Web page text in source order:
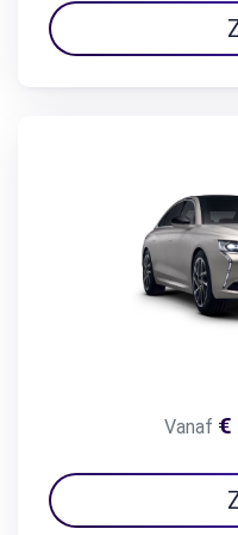
Vanaf €